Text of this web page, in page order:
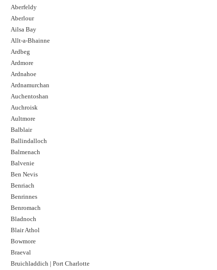
Aberfeldy
Aberlour
Ailsa Bay
Allt-a-Bhainne
Ardbeg
Ardmore
Ardnahoe
Ardnamurchan
Auchentoshan
Auchroisk
Aultmore
Balblair
Ballindalloch
Balmenach
Balvenie
Ben Nevis
Benriach
Benrinnes
Benromach
Bladnoch
Blair Athol
Bowmore
Braeval
Bruichladdich | Port Charlotte